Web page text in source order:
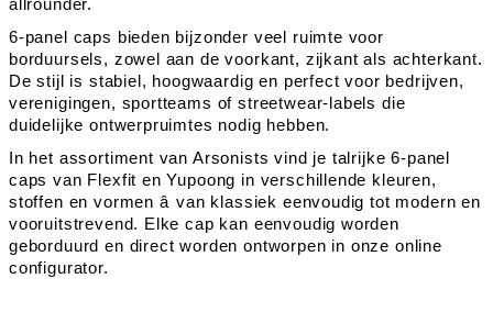
allrounder.
6-panel caps bieden bijzonder veel ruimte voor
borduursels, zowel aan de voorkant, zijkant als achterkant.
De stijl is stabiel, hoogwaardig en perfect voor bedrijven,
verenigingen, sportteams of streetwear-labels die
duidelijke ontwerpruimtes nodig hebben.
In het assortiment van Arsonists vind je talrijke 6-panel
caps van Flexfit en Yupoong in verschillende kleuren,
stoffen en vormen â van klassiek eenvoudig tot modern en
vooruitstrevend. Elke cap kan eenvoudig worden
geborduurd en direct worden ontworpen in onze online
configurator.